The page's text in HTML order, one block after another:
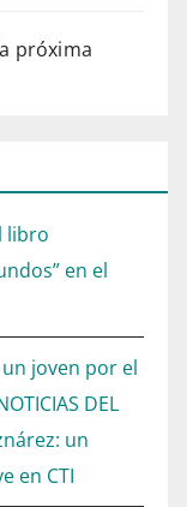
próxima
libro
en el
joven por el
DEL
un
en CTI